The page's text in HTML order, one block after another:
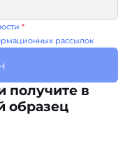
*
рассылок
получите в
образец